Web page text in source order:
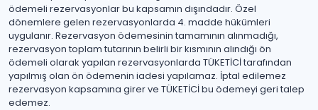
ödemeli rezervasyonlar bu kapsamın dışındadır. Özel
dönemlere gelen rezervasyonlarda 4. madde hükümleri
uygulanır. Rezervasyon ödemesinin tamamının alınmadığı,
rezervasyon toplam tutarının belirli bir kısmının alındığı ön
ödemeli olarak yapılan rezervasyonlarda TÜKETİCİ tarafından
yapılmış olan ön ödemenin iadesi yapılamaz. İptal edilemez
rezervasyon kapsamına girer ve TÜKETİCİ bu ödemeyi geri talep
edemez.